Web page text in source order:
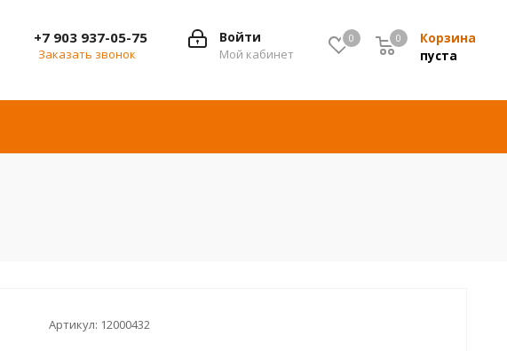
0 Корзина
0
пуста
0
Войти
Мой кабинет
+7 903 937-05-75
Заказать звонок
Артикул: 12000432